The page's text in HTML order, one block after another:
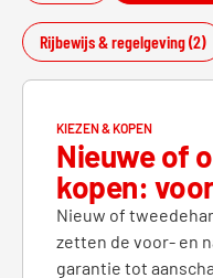
Rijbewijs & regelgeving (2)
KIEZEN & KOPEN
Nieuwe of
kopen:
Nieuw of
zetten de voor- en
garantie tot